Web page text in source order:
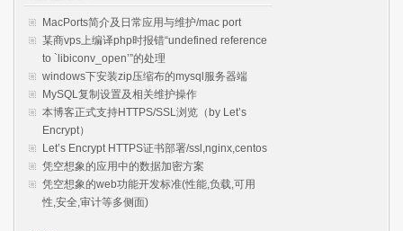
MacPorts简介及日常应用与维护/mac port
某商vps上编译php时报错“undefined reference
to `libiconv_open’”的处理
windows下安装zip压缩布的mysql服务器端
MySQL复制设置及相关维护操作
本博客正式支持HTTPS/SSL浏览（by Let’s
Encrypt）
Let’s Encrypt HTTPS证书部署/ssl,nginx,centos
凭空想象的应用中的数据加密方案
凭空想象的web功能开发标准(性能,负载,可用
性,安全,审计等多侧面)